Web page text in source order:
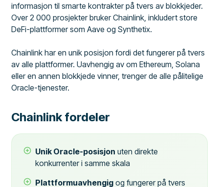
informasjon til smarte kontrakter på tvers av blokkjeder.
Over 2 000 prosjekter bruker Chainlink, inkludert store
DeFi-plattformer som Aave og Synthetix.
Chainlink har en unik posisjon fordi det fungerer på tvers
av alle plattformer. Uavhengig av om Ethereum, Solana
eller en annen blokkjede vinner, trenger de alle pålitelige
Oracle-tjenester.
Chainlink fordeler
Unik Oracle-posisjon uten direkte
konkurrenter i samme skala
Plattformuavhengig og fungerer på tvers